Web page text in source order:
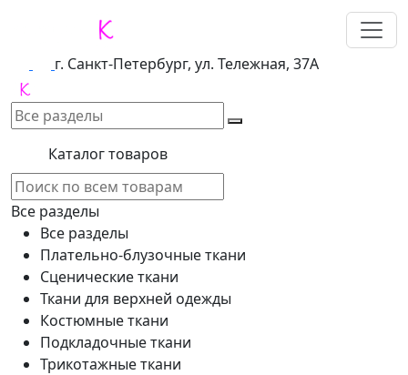
г. Санкт-Петербург, ул. Тележная, 37А
Каталог товаров
Все разделы
Все разделы
Плательно-блузочные ткани
Сценические ткани
Ткани для верхней одежды
Костюмные ткани
Подкладочные ткани
Трикотажные ткани